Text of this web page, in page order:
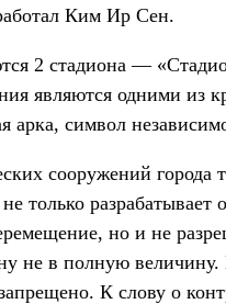
Ким Ир Сен.
2 стадиона —
являются одними из
арка, символ
сооружений города
только
но и не
не в полную величину.
К слову о